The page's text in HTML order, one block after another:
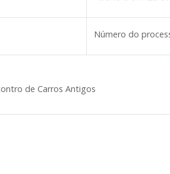
Número do
de Carros Antigos